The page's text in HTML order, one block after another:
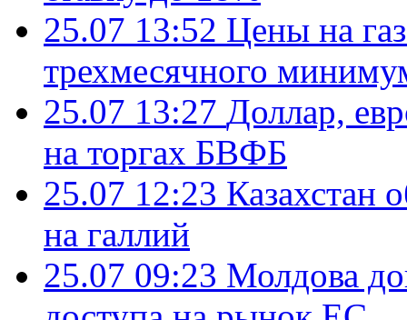
25.07 13:52 Цены на
трехмесячного
25.07 13:27 Доллар,
на торгах БВФБ
25.07 12:23 Казахстан
на галлий
25.07 09:23 Молдова